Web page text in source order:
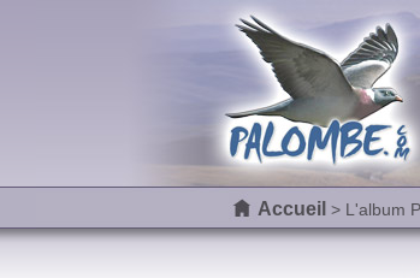
Accueil > L'album